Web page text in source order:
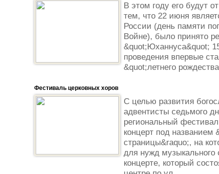
В этом году его будут
тем, что 22 июня
России (день памяти
Войне), было принято
&quot;Юханнуса&quot;
проведения впервые
&quot;летнего
Фестиваль церковных хоров
С целью развития
адвентисты седьмого
региональный
концерт под
страницы&raquo;, на
для нужд
концерте, который